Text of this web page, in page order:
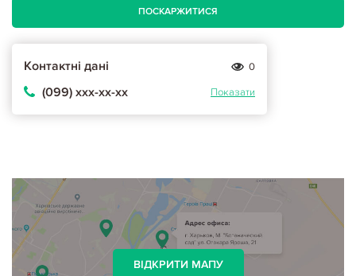
ПОСКАРЖИТИСЯ
Контактні дані 0
(099) ххх-хх-хх Показати
ВІДКРИТИ МАПУ